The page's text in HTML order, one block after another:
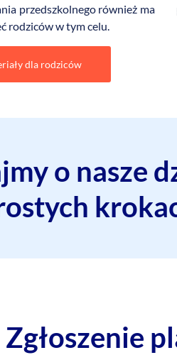
przedszkolnego również ma
rodziców w tym celu.
dla rodziców
o nasze
Zgłoszenie